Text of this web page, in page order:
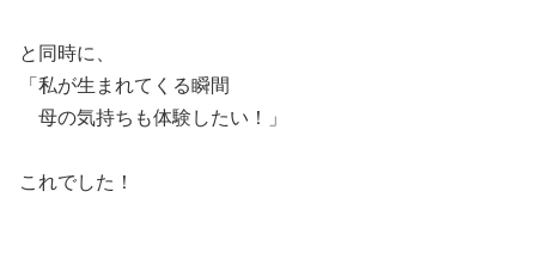
と同時に、
「私が生まれてくる瞬間
母の気持ちも体験したい！」
これでした！